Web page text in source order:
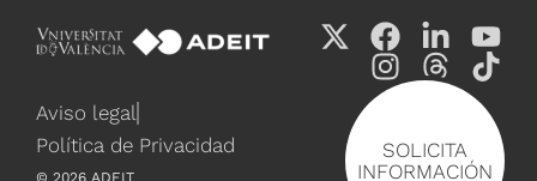
SOLICITA
INFORMACIÓN
Aviso legal
Política de Privacidad
© 2026 ADEIT